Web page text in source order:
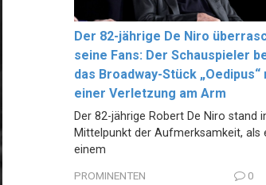
Der 82-jährige De Niro
seine Fans: Der Schauspieler
das Broadway-Stück „Oedipus“
einer Verletzung am Arm
Der 82-jährige Robert De Niro stand
Mittelpunkt der Aufmerksamkeit, als
einem
PROMINENTEN 0